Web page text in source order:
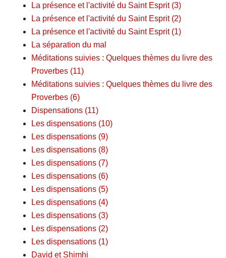
La présence et l'activité du Saint Esprit (3)
La présence et l'activité du Saint Esprit (2)
La présence et l'activité du Saint Esprit (1)
La séparation du mal
Méditations suivies : Quelques thèmes du livre des
Proverbes (11)
Méditations suivies : Quelques thèmes du livre des
Proverbes (6)
Dispensations (11)
Les dispensations (10)
Les dispensations (9)
Les dispensations (8)
Les dispensations (7)
Les dispensations (6)
Les dispensations (5)
Les dispensations (4)
Les dispensations (3)
Les dispensations (2)
Les dispensations (1)
David et Shimhi